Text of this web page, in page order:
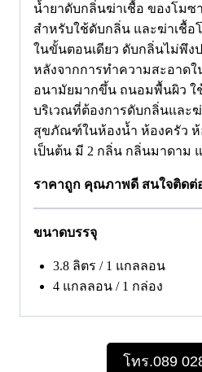
น้ำยาดับกลิ่นฆ่าเชื้อ ของโมซ
สำหรับใช้ดับกลิ่น และฆ่าเชื้อ
ในขั้นตอนเดียว ดับกลิ่นไม่พึง
หลังจากการทำความสะอาดใ
อนามัยมากขึ้น ถนอมพื้นผิว ใ
บริเวณที่ต้องการดับกลิ่นและ
สุขภัณฑ์ในห้องน้ำ ห้องครัว ห้
เป็นต้น มี 2 กลิ่น กลิ่นมาดาม
ราคาถูก คุณภาพดี สนใจติดต่อ
ขนาดบรรจุ
3.8 ลิตร / 1 แกลลอน
4 แกลลอน / 1 กล่อง
โทร.089